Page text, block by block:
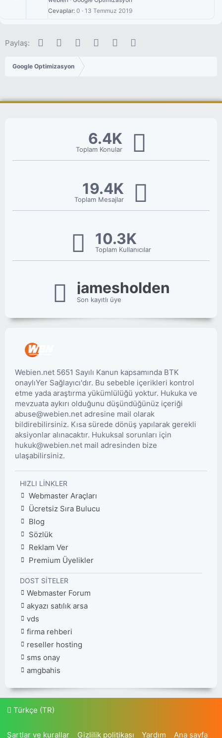
Cevaplar 0 13 Temmuz 2019
Paylaş: Facebook
Twitter Pinterest
Tumblr WhatsApp
Google Optimizasyon
6.4K
Toplam Konular
19.4K
Toplam Mesajlar
10.3K
Toplam Kullanıcılar
jamesholden
Son kayıtlı üye
Webien.net 5651 Sayılı Kanun kapsamında BTK
onaylıYer Sağlayıcı'dır. Bu sebeble içerikleri kontrol
etme yada araştırma yükümlülüğü yoktur. Hukuka ve
mevzuata aykırı olduğunu düşündüğünüz içeriği
abuse@webien.net adresine mail olarak
bildirebilirsiniz. Kısa sürede dönüş yapılarak gerekli
aksiyonlar alınacaktır. Hukuksal sorunları için
hukuk@webien.net mail adresinden bize
ulaşabilirsiniz.
HIZLI LINKLER
Webmaster Araçları
Ücretsiz Sıra Bulucu
Blog
Sözlük
Reklam Ver
Premium Üyelikler
DOST SITELER
Webmaster Forum
akyazı satılık arsa
vds
firma rehberi
reseller hosting
sms onay
amgbahis
Türkçe (TR)
Şartlar ve kurallar Gizlilik politikası Yardım Ana sayfa